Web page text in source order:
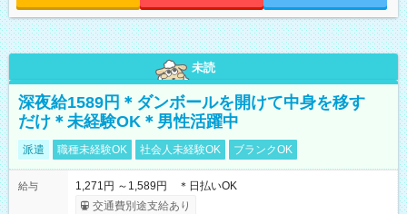
未読
深夜給1589円＊ダンボールを開けて中身を移す
だけ＊未経験OK＊男性活躍中
派遣 職種未経験OK 社会人未経験OK ブランクOK
給与
1,271円 ～1,589円 ＊日払いOK
交通費別途支給あり